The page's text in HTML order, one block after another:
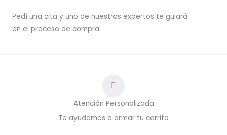
Pedí una cita y uno de nuestros expertos te guiará
en el proceso de compra.
Atención Personalizada
Te ayudamos a armar tu carrito